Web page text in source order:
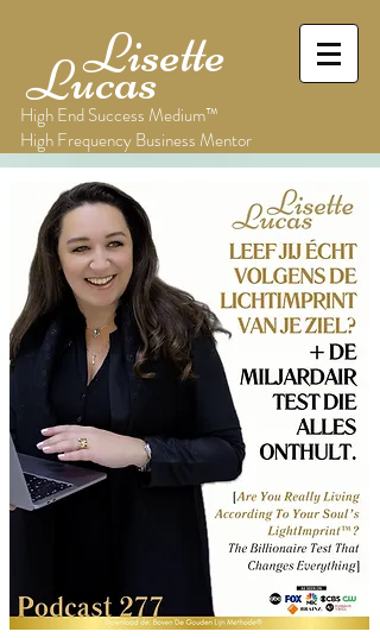
Lisette
Lucas
High End Success Medium™
High Frequency Business Mentor